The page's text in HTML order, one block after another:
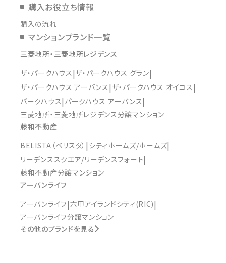
購入お役立ち情報
購入の流れ
マンションブランド一覧
三菱地所・三菱地所レジデンス
ザ・パークハウス ザ・パークハウス グラン
ザ・パークハウス アーバンス ザ・パークハウス オイコス
パークハウス パークハウス アーバンス
三菱地所・三菱地所レジデンス分譲マンション
藤和不動産
BELISTA（ベリスタ） シティホームズ/ホームズ
リーデンススクエア/リーデンスフォート
藤和不動産分譲マンション
アーバンライフ
アーバンライフ 六甲アイランドシティ(RIC)
アーバンライフ分譲マンション
その他のブランドを見る